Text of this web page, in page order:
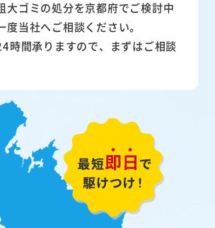
大ゴミの処分を京都府でご検討中
度当社へご相談ください。
時間承りますので、まずはご相談